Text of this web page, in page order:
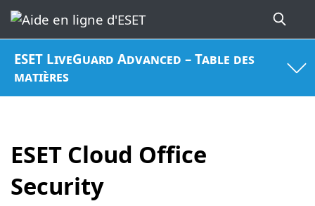
ESET LiveGuard Advanced – Table des
matières
ESET Cloud Office
Security